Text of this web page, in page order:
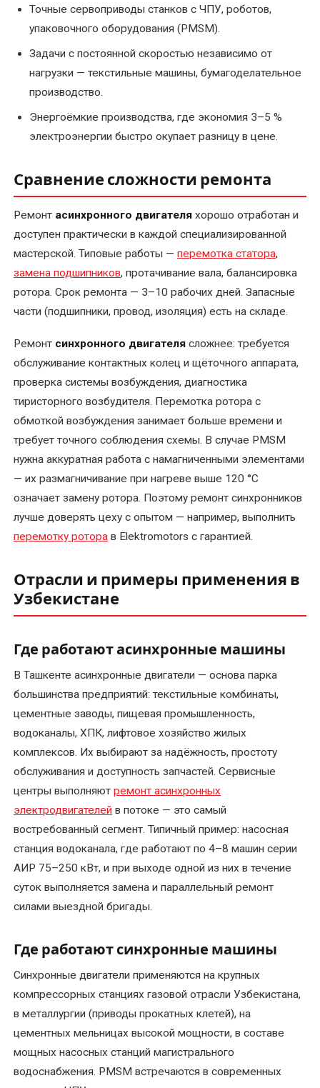
Точные сервоприводы станков с ЧПУ, роботов,
упаковочного оборудования (PMSM).
Задачи с постоянной скоростью независимо от
нагрузки — текстильные машины, бумагоделательное
производство.
Энергоёмкие производства, где экономия 3–5 %
электроэнергии быстро окупает разницу в цене.
Сравнение сложности ремонта
Ремонт асинхронного двигателя хорошо отработан и
доступен практически в каждой специализированной
мастерской. Типовые работы — перемотка статора,
замена подшипников, протачивание вала, балансировка
ротора. Срок ремонта — 3–10 рабочих дней. Запасные
части (подшипники, провод, изоляция) есть на складе.
Ремонт синхронного двигателя сложнее: требуется
обслуживание контактных колец и щёточного аппарата,
проверка системы возбуждения, диагностика
тиристорного возбудителя. Перемотка ротора с
обмоткой возбуждения занимает больше времени и
требует точного соблюдения схемы. В случае PMSM
нужна аккуратная работа с намагниченными элементами
— их размагничивание при нагреве выше 120 °C
означает замену ротора. Поэтому ремонт синхронников
лучше доверять цеху с опытом — например, выполнить
перемотку ротора в Elektromotors с гарантией.
Отрасли и примеры применения в
Узбекистане
Где работают асинхронные машины
В Ташкенте асинхронные двигатели — основа парка
большинства предприятий: текстильные комбинаты,
цементные заводы, пищевая промышленность,
водоканалы, ХПК, лифтовое хозяйство жилых
комплексов. Их выбирают за надёжность, простоту
обслуживания и доступность запчастей. Сервисные
центры выполняют ремонт асинхронных
электродвигателей в потоке — это самый
востребованный сегмент. Типичный пример: насосная
станция водоканала, где работают по 4–8 машин серии
АИР 75–250 кВт, и при выходе одной из них в течение
суток выполняется замена и параллельный ремонт
силами выездной бригады.
Где работают синхронные машины
Синхронные двигатели применяются на крупных
компрессорных станциях газовой отрасли Узбекистана,
в металлургии (приводы прокатных клетей), на
цементных мельницах высокой мощности, в составе
мощных насосных станций магистрального
водоснабжения. PMSM встречаются в современных